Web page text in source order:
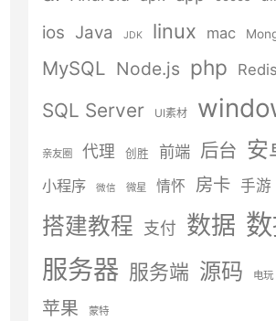
ios Java JDK linux mac
MySQL Node.js php Redis
SQL Server UI素材
亲友圈 代理 创胜 前端 后台 安
小程序 微信 微星 情怀 房卡 手游
搭建教程 支付 数据
服务器 服务端 源码 电玩
苹果
蒙特